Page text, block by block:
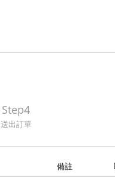
Step4
送出訂單
備註